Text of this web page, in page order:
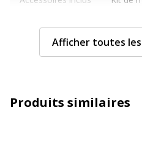
Caractéristiques techniques
Caractéristiques techniques
Couleur
Afficher toutes
Produits similaires